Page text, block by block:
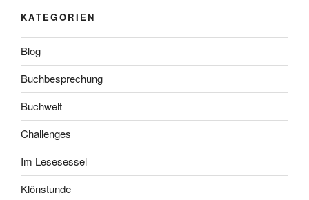
KATEGORIEN
Blog
Buchbesprechung
Buchwelt
Challenges
Im Lesesessel
Klönstunde